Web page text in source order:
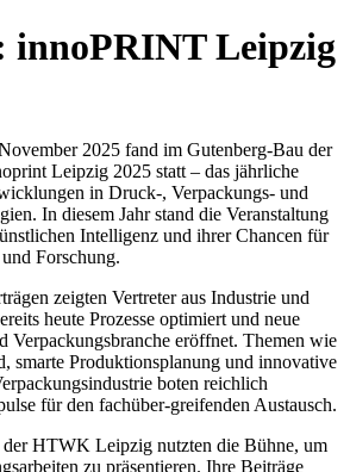
innoPRINT Leipzig
2025 fand im Gutenberg-Bau der
Leipzig 2025 statt – das jährliche
in Druck-, Verpackungs- und
In diesem Jahr stand die Veranstaltung
Intelligenz und ihrer Chancen für
Forschung.
zeigten Vertreter aus Industrie und
heute Prozesse optimiert und neue
Verpackungsbranche eröffnet. Themen wie
smarte Produktionsplanung und innovative
boten reichlich
für den fachüber-greifenden Austausch.
der HTWK Leipzig nutzten die Bühne, um
zu präsentieren. Ihre Beiträge